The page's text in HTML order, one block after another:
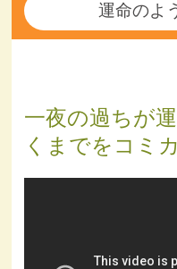
運命のよ
一夜の過ちが
くまでをコミ